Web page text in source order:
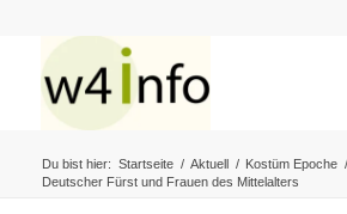
Du bist hier: Startseite / Aktuell / Kostüm Epoche /
Deutscher Fürst und Frauen des Mittelalters